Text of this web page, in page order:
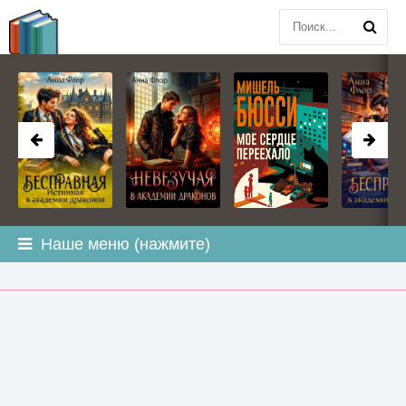
Наше меню (нажмите)
BOOKPLANETA.COM